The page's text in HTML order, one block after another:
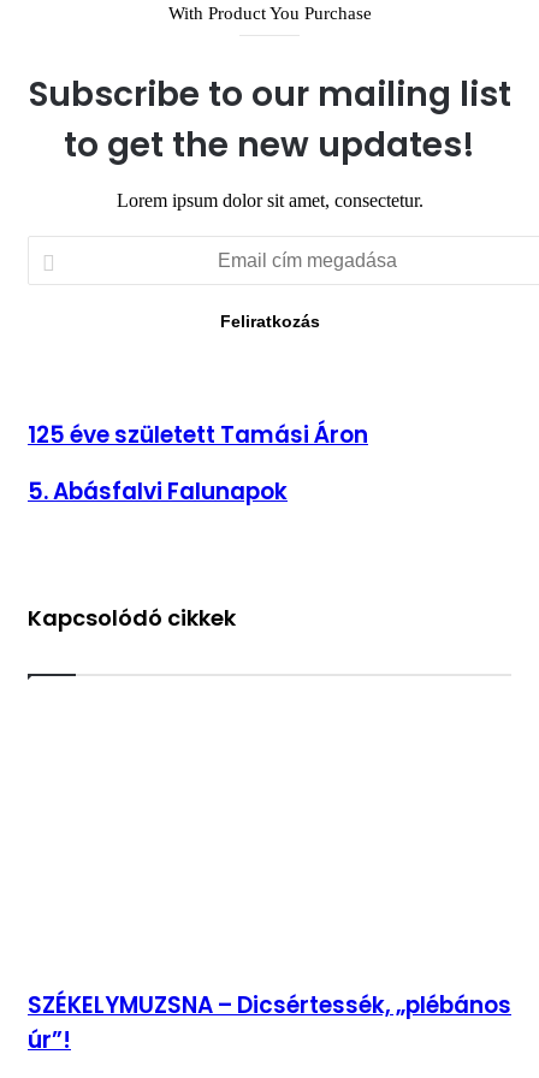
With Product You Purchase
Subscribe to our mailing list
to get the new updates!
Lorem ipsum dolor sit amet, consectetur.
cím
megadása
125
éve
Tamási
125 éve született Tamási Áron
5.
Abásfalvi
5. Abásfalvi Falunapok
Kapcsolódó cikkek
SZÉKELYMUZSNA – Dicsértessék, „plébános
úr”!